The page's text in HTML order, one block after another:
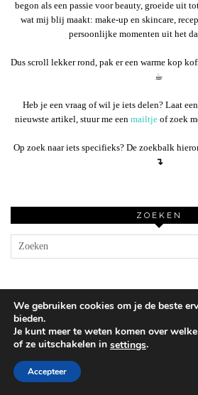
begon als een passie voor beauty, groeide uit
wat mij blij maakt: make-up en skincare,
persoonlijke momenten uit het
Dus scroll lekker rond, pak er een warme kop
☕︎
Heb je een vraag of wil je iets delen? Laat
nieuwste artikel, stuur me een mailtje of zoek
Op zoek naar iets specifieks? De zoekbalk
↴
ZOEKEN
lees ook
We gebruiken cookies om je de beste
bieden.
Je kunt meer te weten komen over
of ze uitschakelen in settings.
Accepteer